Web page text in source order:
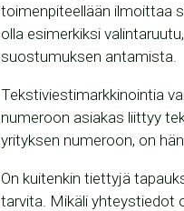
toimenpiteellään ilmoittaa
olla esimerkiksi
suostumuksen antamista.
Tekstiviestimarkkinointia
numeroon asiakas liittyy
yrityksen numeroon, on
On kuitenkin tiettyjä
tarvita. Mikäli yhteystiedot